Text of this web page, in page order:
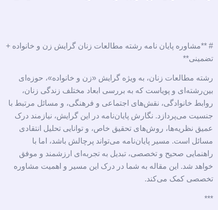
# **مشاوره پایان نامه رشته مطالعات زنان گرایش زن و خانواده +
تضمینی**
رشته مطالعات زنان، به ویژه گرایش «زن و خانواده»، حوزه‌ای
بین‌رشته‌ای و پویاست که به بررسی ابعاد مختلف زندگی زنان،
روابط خانوادگی، نقش‌های اجتماعی و فرهنگی، و مسائل مرتبط با
جنسیت می‌پردازد. نگارش پایان‌نامه در این گرایش، نیازمند درک
عمیق نظریه‌ها، روش‌های تحقیق خاص، و توانایی تحلیل انتقادی
مسائل است. مسیر پایان‌نامه می‌تواند پرچالش باشد، اما با
راهنمایی صحیح و تخصصی، تبدیل به تجربه‌ای ارزشمند و موفق
خواهد شد. این مقاله به شما در درک این مسیر و اهمیت مشاوره
تخصصی کمک می‌کند.
***